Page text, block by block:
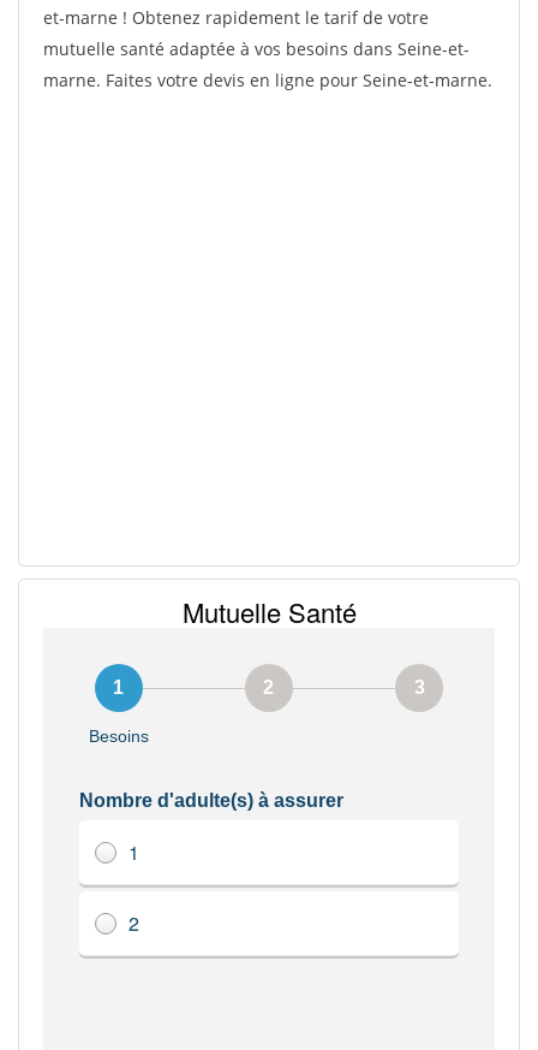
et-marne ! Obtenez rapidement le tarif de votre
mutuelle santé adaptée à vos besoins dans Seine-et-
marne. Faites votre devis en ligne pour Seine-et-marne.